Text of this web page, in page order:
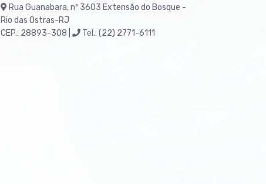
Rua Guanabara, nº 3603 Extensão do Bosque -
Rio das Ostras-RJ
CEP.: 28893-308 |
Tel.: (22) 2771-6111